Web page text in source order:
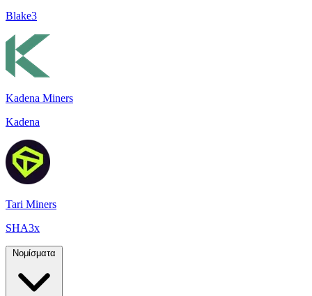
Blake3
Kadena Miners
Kadena
Tari Miners
SHA3x
Νομίσματα